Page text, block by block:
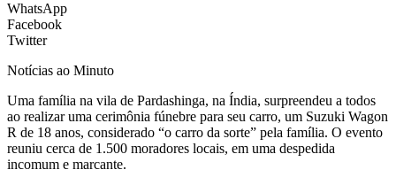
WhatsApp
Facebook
Twitter
Notícias ao Minuto
Uma família na vila de Pardashinga, na Índia, surpreendeu a todos
ao realizar uma cerimônia fúnebre para seu carro, um Suzuki Wagon
R de 18 anos, considerado “o carro da sorte” pela família. O evento
reuniu cerca de 1.500 moradores locais, em uma despedida
incomum e marcante.